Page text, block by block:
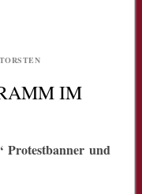
TORSTEN
IM
Protestbanner und